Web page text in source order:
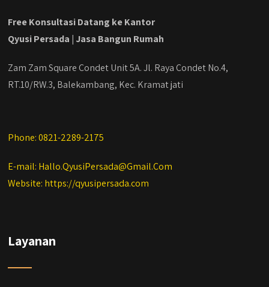
Free Konsultasi Datang ke Kantor
Qyusi Persada | Jasa Bangun Rumah
Zam Zam Square Condet Unit 5A. Jl. Raya Condet No.4,
RT.10/RW.3, Balekambang, Kec. Kramat jati
Phone: 0821-2289-2175
E-mail: Hallo.QyusiPersada@Gmail.Com
Website: https://qyusipersada.com
Layanan